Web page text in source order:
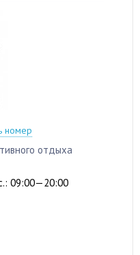
14-64
номер
отдыха
09:00—20:00